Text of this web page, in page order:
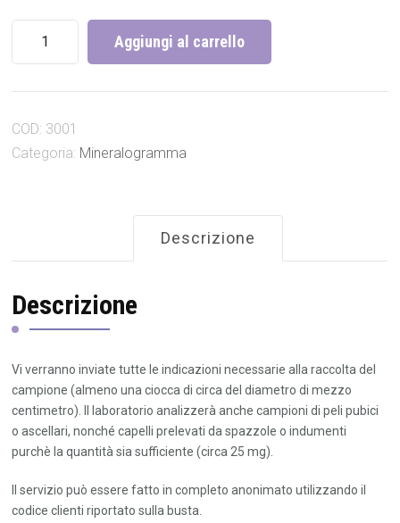
nutrizionali,
e
tracce
quantità
Aggiungi al carrello
COD: 3001
Categoria: Mineralogramma
Descrizione
Descrizione
Vi verranno inviate tutte le indicazioni necessarie alla raccolta del
campione (almeno una ciocca di circa del diametro di mezzo
centimetro). Il laboratorio analizzerà anche campioni di peli pubici
o ascellari, nonché capelli prelevati da spazzole o indumenti
purchè la quantità sia sufficiente (circa 25 mg).
Il servizio può essere fatto in completo anonimato utilizzando il
codice clienti riportato sulla busta.